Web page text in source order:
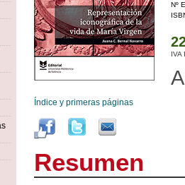
Índice y primeras páginas
Nº
IVA
Resumen